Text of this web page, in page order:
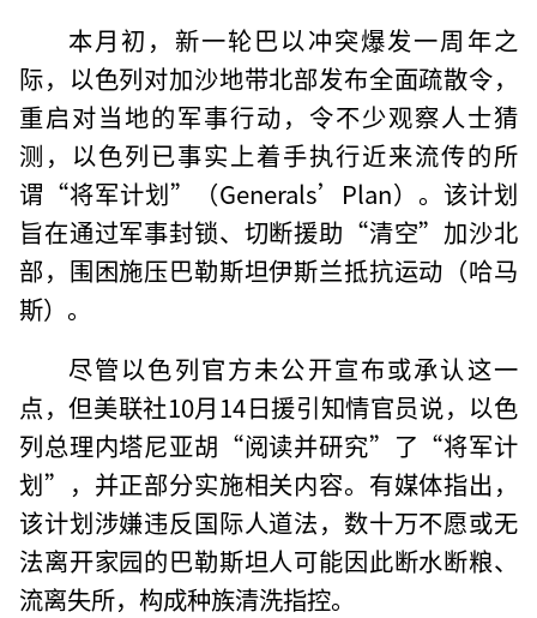
本月初，新一轮巴以冲突爆发一周年之
际，以色列对加沙地带北部发布全面疏散令，
重启对当地的军事行动，令不少观察人士猜
测，以色列已事实上着手执行近来流传的所
谓“将军计划”（Generals’Plan）。该计划
旨在通过军事封锁、切断援助“清空”加沙北
部，围困施压巴勒斯坦伊斯兰抵抗运动（哈马
斯）。
尽管以色列官方未公开宣布或承认这一
点，但美联社10月14日援引知情官员说，以色
列总理内塔尼亚胡“阅读并研究”了“将军计
划”，并正部分实施相关内容。有媒体指出，
该计划涉嫌违反国际人道法，数十万不愿或无
法离开家园的巴勒斯坦人可能因此断水断粮、
流离失所，构成种族清洗指控。